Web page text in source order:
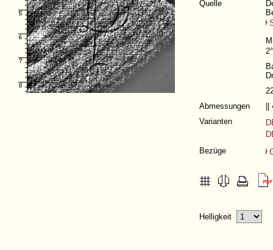
Quelle
Abmessungen
Varianten
Bezüge
Helligkeit